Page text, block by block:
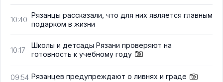
10:40
Рязанцы рассказали, что для них является главным
подарком в жизни
10:17
Школы и детсады Рязани проверяют на
готовность к учебному году
09:54 Рязанцев предупреждают о ливнях и граде